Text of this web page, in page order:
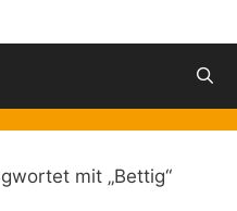
mit „Bettig“